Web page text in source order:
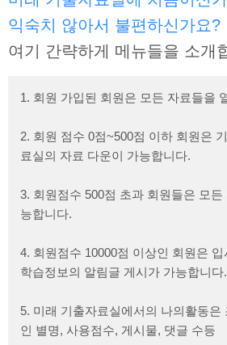
익숙치 않아서 불편하신가요?
여기 간략하게 메뉴들을 소개
1. 회원 가입된 회원은 모든 자료들을
2. 회원 점수 0점~500점 이하 회원은
료실의 자료 다운이 가능합니다.
3. 회원점수 500점 초과 회원들은 모
능합니다.
4. 회원점수 10000점 이상인 회원은
학습정보의 알림글 게시가 가능합니다.
5. 미래 기출자료실에서의 나의활동은
인 별명, 사용점수, 게시물, 댓글 수등